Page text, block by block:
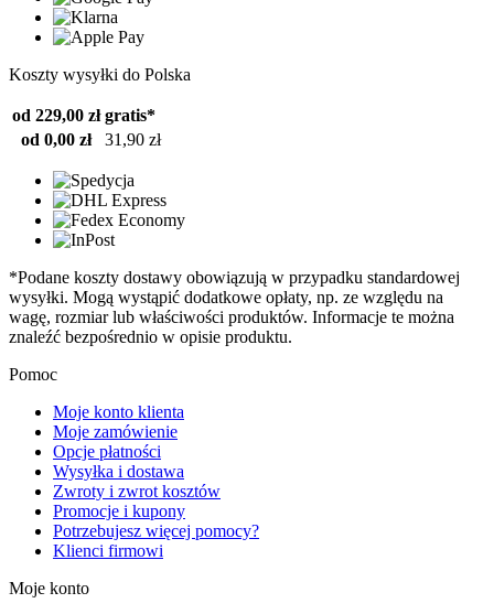
Koszty wysyłki do Polska
od 229,00 zł gratis*
od 0,00 zł
31,90 zł
*Podane koszty dostawy obowiązują w przypadku standardowej
wysyłki. Mogą wystąpić dodatkowe opłaty, np. ze względu na
wagę, rozmiar lub właściwości produktów. Informacje te można
znaleźć bezpośrednio w opisie produktu.
Pomoc
Moje konto klienta
Moje zamówienie
Opcje płatności
Wysyłka i dostawa
Zwroty i zwrot kosztów
Promocje i kupony
Potrzebujesz więcej pomocy?
Klienci firmowi
Moje konto